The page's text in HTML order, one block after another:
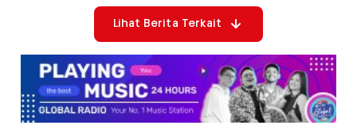
Lihat Berita Terkait